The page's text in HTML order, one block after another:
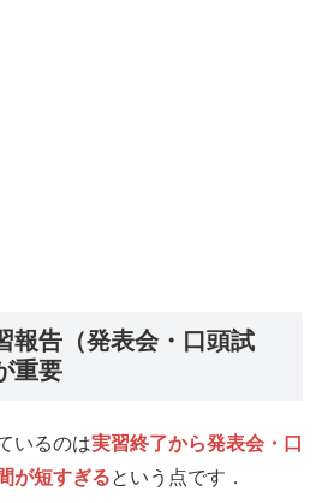
報告（発表会・口頭試
重要
いるのは実習終了から発表会・口
が短すぎるという点です．